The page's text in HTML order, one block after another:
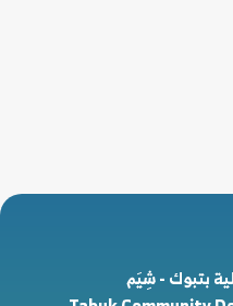
بتبوك - شِيَم